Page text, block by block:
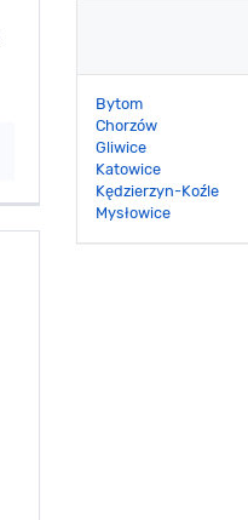
Bytom
Chorzów
Gliwice
Katowice
Kędzierzyn-Koźle
Mysłowice